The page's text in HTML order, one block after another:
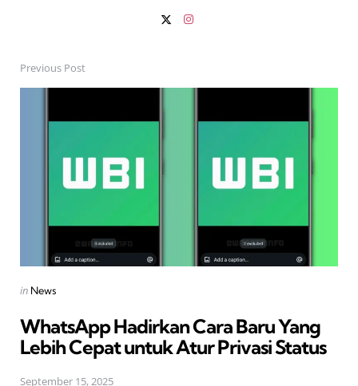
PostPrevious Post
Posted
in News
WhatsApp Hadirkan Cara Baru Yang
Lebih Cepat untuk Atur Privasi Status
September 15, 2025